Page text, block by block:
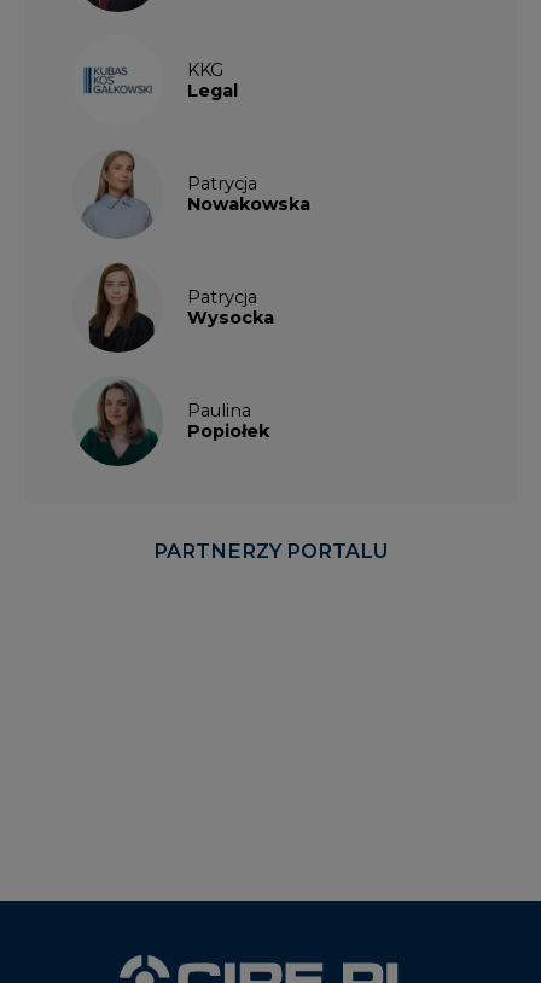
KKG
Legal
Patrycja
Nowakowska
Patrycja
Wysocka
Paulina
Popiołek
PARTNERZY PORTALU